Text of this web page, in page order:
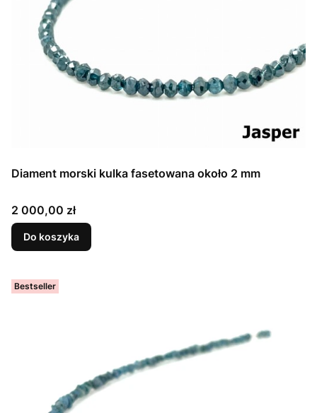
Diament morski kulka fasetowana około 2 mm
Cena
2 000,00 zł
Do koszyka
Bestseller